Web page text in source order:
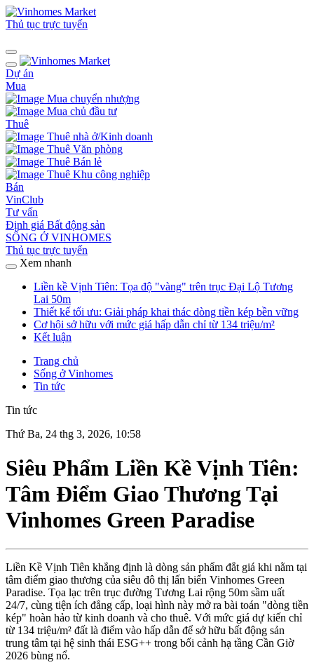
Thủ tục trực tuyến
Dự án
Mua
Mua chuyển nhượng
Mua chủ đầu tư
Thuê
Thuê nhà ở/Kinh doanh
Thuê Văn phòng
Thuê Bán lẻ
Thuê Khu công nghiệp
Bán
VinClub
Tư vấn
Định giá Bất động sản
SỐNG Ở VINHOMES
Thủ tục trực tuyến
Xem nhanh
Liền kề Vịnh Tiên: Tọa độ "vàng" trên trục Đại Lộ Tương
Lai 50m
Thiết kế tối ưu: Giải pháp khai thác dòng tiền kép bền vững
Cơ hội sở hữu với mức giá hấp dẫn chỉ từ 134 triệu/m²
Kết luận
Trang chủ
Sống ở Vinhomes
Tin tức
Tin tức
Thứ Ba, 24 thg 3, 2026, 10:58
Siêu Phẩm Liền Kề Vịnh Tiên:
Tâm Điểm Giao Thương Tại
Vinhomes Green Paradise
Liền Kề Vịnh Tiên khẳng định là dòng sản phẩm đắt giá khi nằm tại
tâm điểm giao thương của siêu đô thị lấn biển Vinhomes Green
Paradise. Tọa lạc trên trục đường Tương Lai rộng 50m sầm uất
24/7, cùng tiện ích đẳng cấp, loại hình này mở ra bài toán "dòng tiền
kép" hoàn hảo từ kinh doanh và cho thuê. Với mức giá dự kiến chỉ
từ 134 triệu/m² đất là điểm vào hấp dẫn để sở hữu bất động sản
trung tâm tại hệ sinh thái ESG++ trong bối cảnh hạ tầng Cần Giờ
2026 bùng nổ.